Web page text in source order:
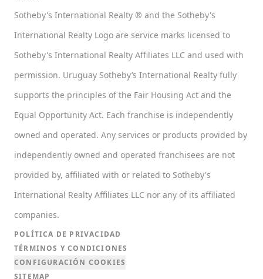
Sotheby's International Realty ® and the Sotheby's
International Realty Logo are service marks licensed to
Sotheby's International Realty Affiliates LLC and used with
permission. Uruguay Sotheby’s International Realty fully
supports the principles of the Fair Housing Act and the
Equal Opportunity Act. Each franchise is independently
owned and operated. Any services or products provided by
independently owned and operated franchisees are not
provided by, affiliated with or related to Sotheby's
International Realty Affiliates LLC nor any of its affiliated
companies.
POLÍTICA DE PRIVACIDAD
TÉRMINOS Y CONDICIONES
CONFIGURACIÓN COOKIES
SITEMAP